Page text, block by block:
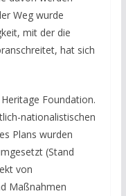
Weg wurde
mit der die
hat sich
Foundation.
nationalistischen
Plans wurden
(Stand
von
Maßnahmen